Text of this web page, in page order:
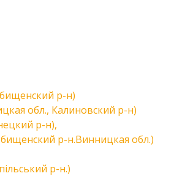
р-н)
обл., Калиновский р-н)
р-н),
р-н.Винницкая обл.)
р-н.)